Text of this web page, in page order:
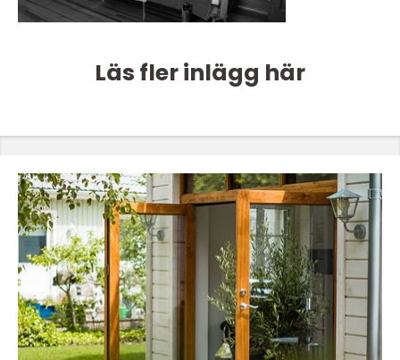
Läs fler inlägg här